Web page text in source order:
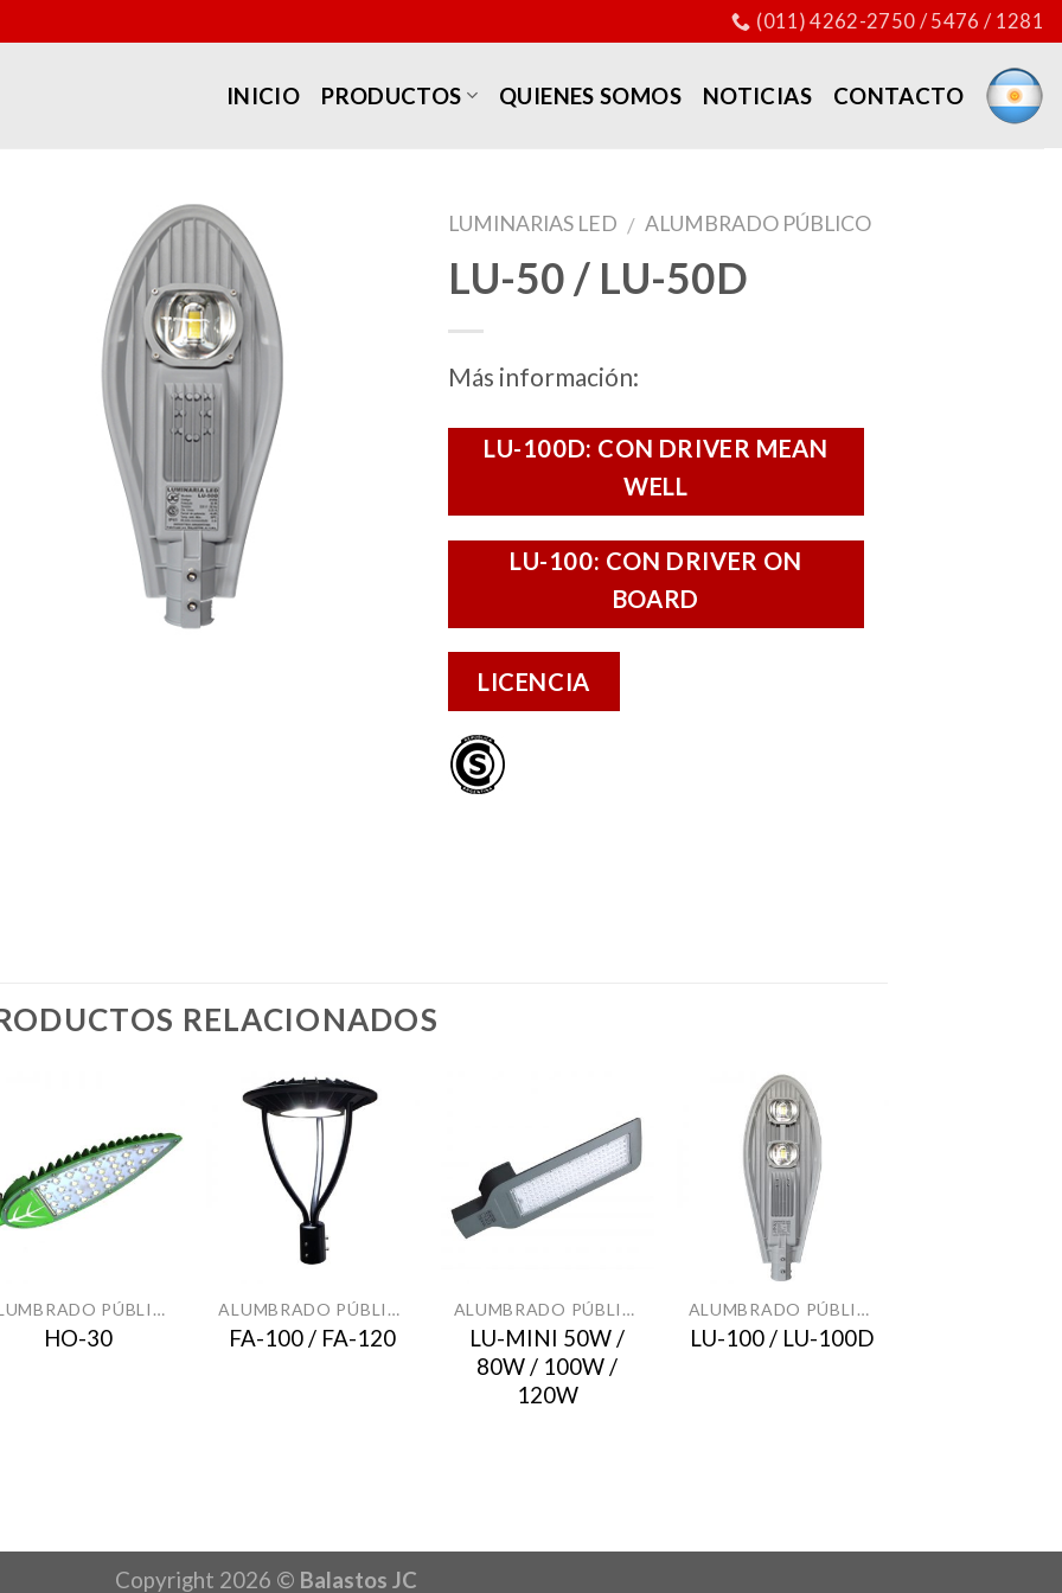
(011) 4262-2750 / 5476 / 1281
INICIO PRODUCTOS QUIENES SOMOS NOTICIAS CONTACTO
LUMINARIAS LED / ALUMBRADO PÚBLICO
LU-50 / LU-50D
Más información:
LU-100D: CON DRIVER MEAN
WELL
LU-100: CON DRIVER ON
BOARD
LICENCIA
RELACIONADOS
ALUMBRADO PÚBLICO
HO-30
ALUMBRADO PÚBLICO
FA-100 / FA-120
ALUMBRADO PÚBLICO
LU-MINI 50W /
80W / 100W /
120W
ALUMBRADO PÚBLICO
LU-100 / LU-100D
Copyright 2026 © Balastos JC